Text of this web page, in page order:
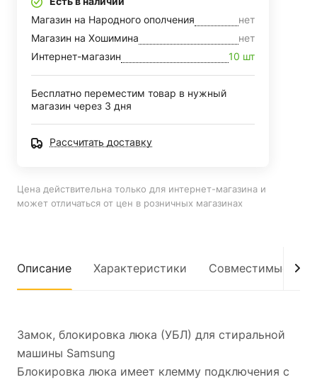
Магазин на Народного ополчения
нет
Магазин на Хошимина
нет
Интернет-магазин
10 шт
Бесплатно переместим товар в нужный
магазин через 3 дня
Рассчитать доставку
Цена действительна только для интернет-магазина и
может отличаться от цен в розничных магазинах
Описание Характеристики Совместимые
Замок, блокировка люка (УБЛ) для стиральной
машины Samsung
Блокировка люка имеет клемму подключения с